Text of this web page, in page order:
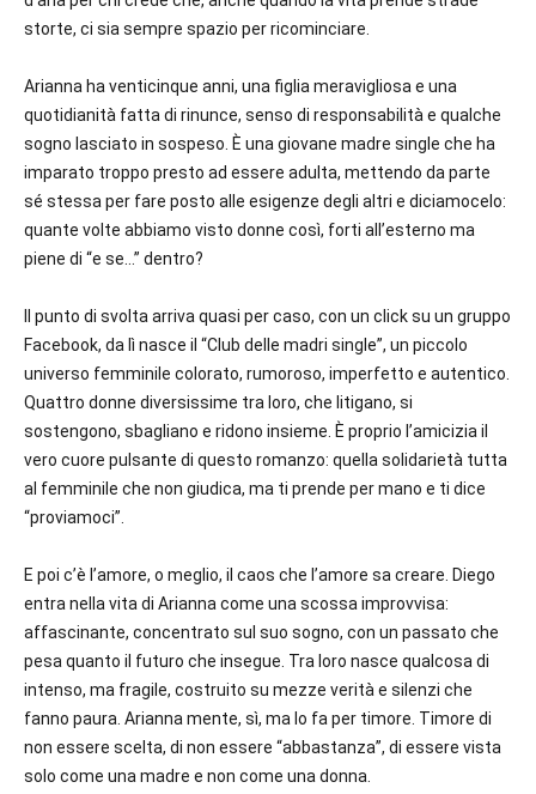
storte, ci sia sempre spazio per ricominciare.
Arianna ha venticinque anni, una figlia meravigliosa e una
quotidianità fatta di rinunce, senso di responsabilità e qualche
sogno lasciato in sospeso. È una giovane madre single che ha
imparato troppo presto ad essere adulta, mettendo da parte
sé stessa per fare posto alle esigenze degli altri e diciamocelo:
quante volte abbiamo visto donne così, forti all’esterno ma
piene di “e se…” dentro?
Il punto di svolta arriva quasi per caso, con un click su un gruppo
Facebook, da lì nasce il “Club delle madri single”, un piccolo
universo femminile colorato, rumoroso, imperfetto e autentico.
Quattro donne diversissime tra loro, che litigano, si
sostengono, sbagliano e ridono insieme. È proprio l’amicizia il
vero cuore pulsante di questo romanzo: quella solidarietà tutta
al femminile che non giudica, ma ti prende per mano e ti dice
“proviamoci”.
E poi c’è l’amore, o meglio, il caos che l’amore sa creare. Diego
entra nella vita di Arianna come una scossa improvvisa:
affascinante, concentrato sul suo sogno, con un passato che
pesa quanto il futuro che insegue. Tra loro nasce qualcosa di
intenso, ma fragile, costruito su mezze verità e silenzi che
fanno paura. Arianna mente, sì, ma lo fa per timore. Timore di
non essere scelta, di non essere “abbastanza”, di essere vista
solo come una madre e non come una donna.